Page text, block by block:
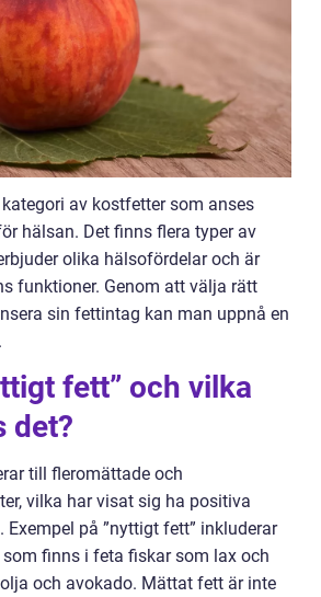
av kostfetter som anses
hälsan. Det finns flera typer av
olika hälsofördelar och är
funktioner. Genom att välja rätt
sin fettintag kan man uppnå en
fett” och vilka
det?
till fleromättade och
vilka har visat sig ha positiva
på ”nyttigt fett” inkluderar
som finns i feta fiskar som lax och
och avokado. Mättat fett är inte